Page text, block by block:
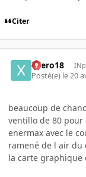
Citer
xaero18
Posté(e) le 20
beaucoup de
ventillo de 80
enermax avec le
ramené de l air
la carte graphique